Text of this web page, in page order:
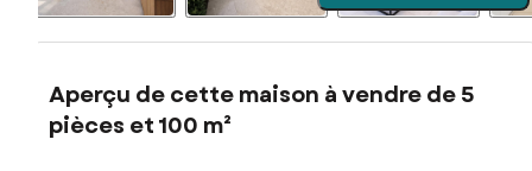
Aperçu de cette maison à vendre de 5
pièces et 100 m²